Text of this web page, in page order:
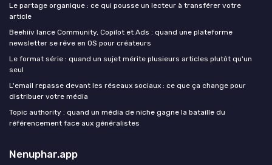
Le partage organique : ce qui pousse un lecteur à transférer votre
article
Beehiiv lance Community, Copilot et Ads : quand une plateforme
newsletter se rêve en OS pour créateurs
Le format série : quand un sujet mérite plusieurs articles plutôt qu'un
seul
L'email repasse devant les réseaux sociaux : ce que ça change pour
distribuer votre média
Topic authority : quand un média de niche gagne la bataille du
référencement face aux généralistes
Nenuphar.app